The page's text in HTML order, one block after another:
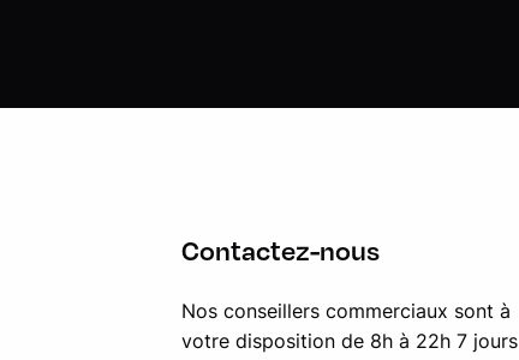
Contactez-nous
Nos conseillers commerciaux sont à
votre disposition de 8h à 22h 7 jours